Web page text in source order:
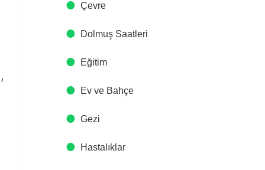
Çevre
Dolmuş Saatleri
Eğitim
Ev ve Bahçe
Gezi
Hastalıklar